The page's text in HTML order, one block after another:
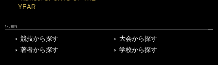
YEAR
ARCHIVE
競技から探す
大会から探す
著者から探す
学校から探す